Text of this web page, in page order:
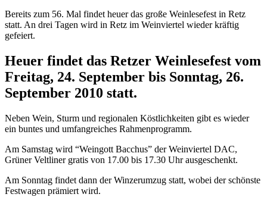
Bereits zum 56. Mal findet heuer das große Weinlesefest in Retz
statt. An drei Tagen wird in Retz im Weinviertel wieder kräftig
gefeiert.
Heuer findet das Retzer Weinlesefest vom
Freitag, 24. September bis Sonntag, 26.
September 2010 statt.
Neben Wein, Sturm und regionalen Köstlichkeiten gibt es wieder
ein buntes und umfangreiches Rahmenprogramm.
Am Samstag wird “Weingott Bacchus” der Weinviertel DAC,
Grüner Veltliner gratis von 17.00 bis 17.30 Uhr ausgeschenkt.
Am Sonntag findet dann der Winzerumzug statt, wobei der schönste
Festwagen prämiert wird.